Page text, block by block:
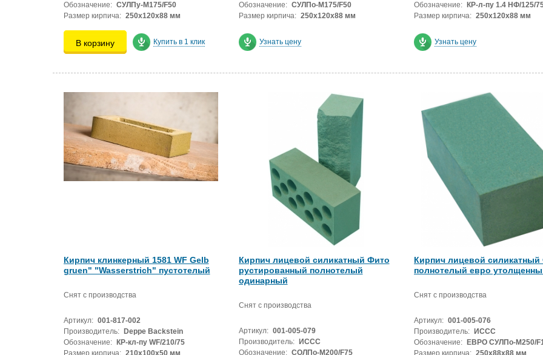
Обозначение: СУЛПу-М175/F50
Размер кирпича: 250х120х88 мм
В корзину Купить в 1 клик
Обозначение: СУЛПо-М175/F50
Размер кирпича: 250х120х88 мм
Узнать цену
Обозначение:
КР-л-пу 1.4 НФ/125/
Размер кирпича: 250х120х88 мм
Узнать цену
Кирпич клинкерный 1581 WF Gelb
gruen" "Wasserstrich" пустотелый
Снят с производства
Артикул: 001-817-002
Производитель:
Deppe Backstein
Обозначение:
КР-кл-пу WF/210/75
Размер кирпича: 210х100х50 мм
Кирпич лицевой силикатный Фито
рустированный полнотелый
одинарный
Снят с производства
Артикул: 001-005-079
Производитель:
ИССС
Обозначение: СОЛПо-М200/F75
Кирпич лицевой силикатный
полнотелый евро
Снят с производства
Артикул: 001-005-076
Производитель:
ИССС
Обозначение:
ЕВРО СУЛПо-М250/
Размер кирпича: 250х88х88 мм